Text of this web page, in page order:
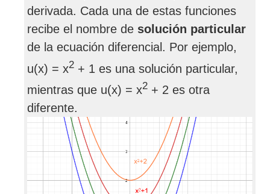
derivada. Cada una de estas funciones
recibe el nombre de solución particular
de la ecuación diferencial. Por ejemplo,
u(x) = x2 + 1 es una solución particular,
mientras que u(x) = x2 + 2 es otra
diferente.